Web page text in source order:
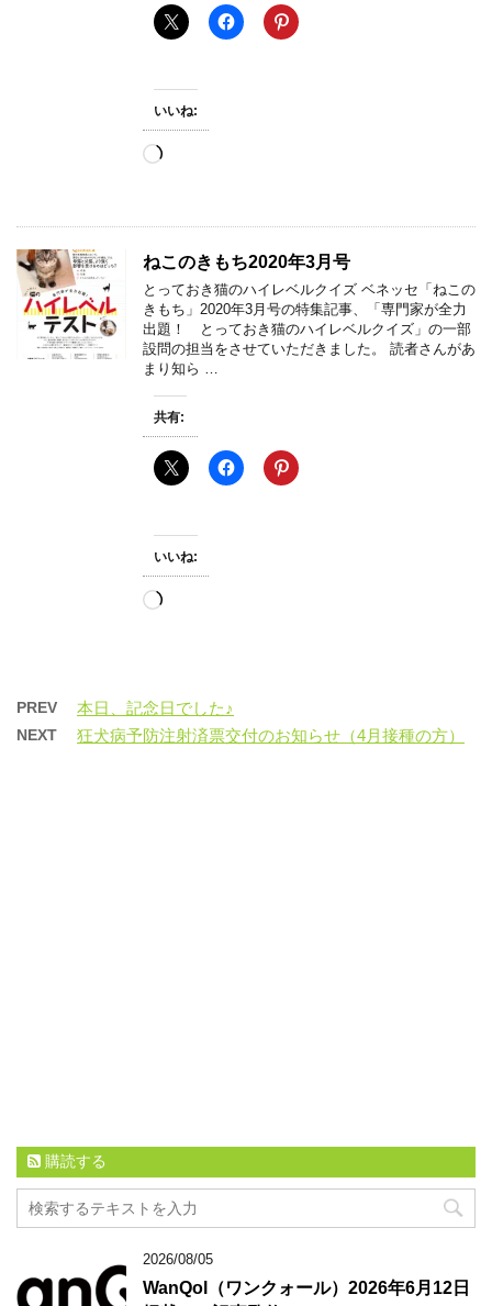
いいね:
読
み
ねこのきもち2020年3月号
とっておき猫のハイレベルクイズ ベネッセ「ねこの
きもち」2020年3月号の特集記事、「専門家が全力
出題！ とっておき猫のハイレベルクイズ」の一部
設問の担当をさせていただきました。 読者さんがあ
まり知ら …
共有:
いいね:
読
PREV 本日、記念日でした♪
NEXT 狂犬病予防注射済票交付のお知らせ（4月接種の方）
購読する
2026/08/05
WanQol（ワンクォール）2026年6月12日